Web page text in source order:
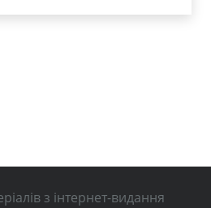
з інтернет-видання